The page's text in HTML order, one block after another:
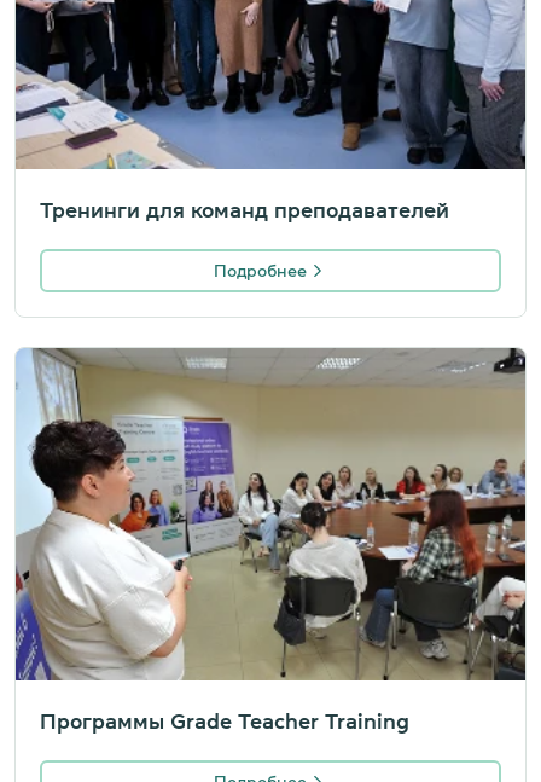
Тренинги для команд преподавателей
Подробнее
Программы Grade Teacher Training